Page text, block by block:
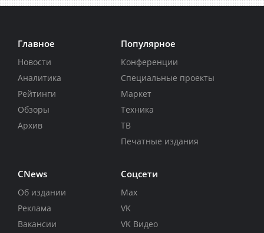
Главное
Новости
Аналитика
Рейтинги
Обзоры
Архив
Популярное
Конференции
Специальные проекты
Маркет
Техника
ТВ
Печатные издания
CNews
Об издании
Реклама
Вакансии
Соцсети
Max
VK
VK Видео